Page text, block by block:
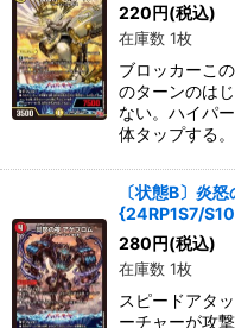
220円(税込)
在庫数 1枚
ブロッカーこ
のターンのは
ない。ハイパ
体タップする。
〔状態B〕炎
{24RP1S7/
280円(税込)
在庫数 1枚
スピードアタ
ーチャーが攻